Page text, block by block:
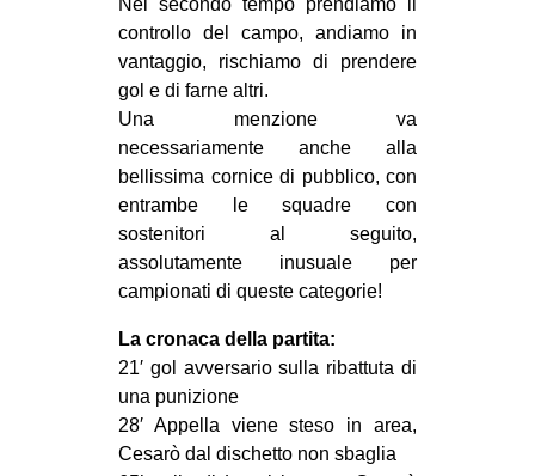
CULTURE
ARTE
CINEMA
MANIFESTI
RECENSIONI
INTERNAZIONALE
AMERICHE
ESTREMO ORIENTE
EUROPA
controllo del campo, andiamo in
vantaggio, rischiamo di prendere
gol e di farne altri.
Una menzione va
necessariamente anche alla
bellissima cornice di pubblico, con
entrambe le squadre con
sostenitori al seguito,
assolutamente inusuale per
campionati di queste categorie!
La cronaca della partita:
21′ gol avversario sulla ribattuta di
una punizione
28′ Appella viene steso in area,
Cesarò dal dischetto non sbaglia